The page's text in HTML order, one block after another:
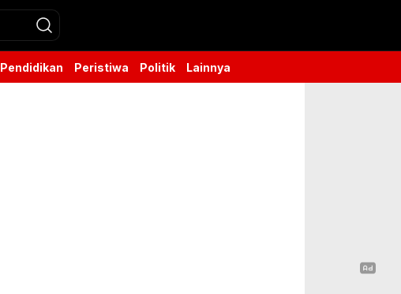
Pendidikan Peristiwa Politik Lainnya